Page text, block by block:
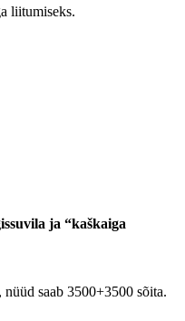
liitumiseks.
ja “kaškaiga
saab 3500+3500 sõita.